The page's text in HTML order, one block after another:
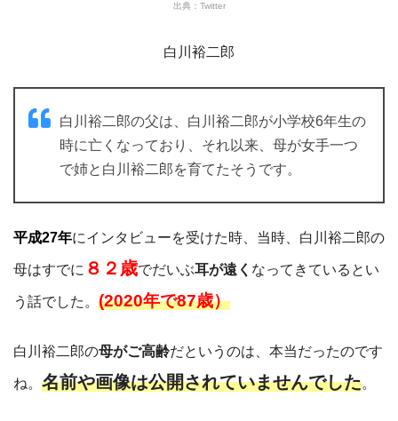
出典：Twitter
白川裕二郎
白川裕二郎の父は、白川裕二郎が小学校6年生の
時に亡くなっており、それ以来、母が女手一つ
で姉と白川裕二郎を育てたそうです。
平成27年にインタビューを受けた時、当時、白川裕二郎の
母はすでに ８２歳でだいぶ耳が遠く なってきているとい
う話でした。 (2020年で87歳）
白川裕二郎の母がご高齢だというのは、本当だったのです
ね。 名前や画像は公開されていませんでした。